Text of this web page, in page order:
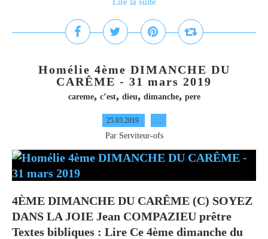
Homélie 4ème DIMANCHE DU
CARÊME - 31 mars 2019
careme, c’est, dieu, dimanche, pere
25.03.2019 …
Par Serviteur-ofs
4ÈME DIMANCHE DU CARÊME (C) SOYEZ
DANS LA JOIE Jean COMPAZIEU prêtre
Textes bibliques : Lire Ce 4ème dimanche du